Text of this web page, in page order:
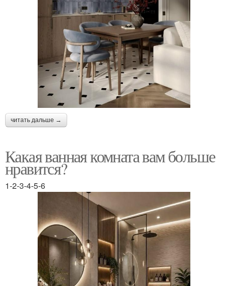
читать дальше →
Какая ванная комната вам больше
нравится?
1-2-3-4-5-6